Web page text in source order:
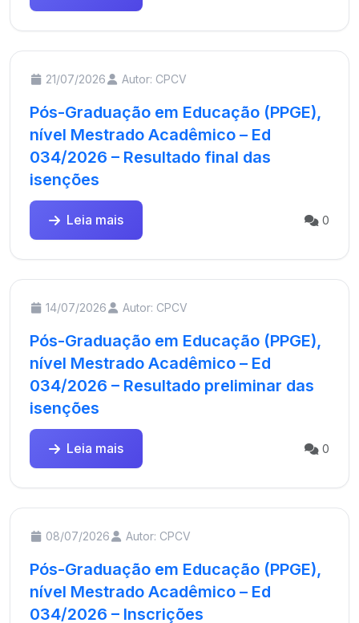
21/07/2026 Autor: CPCV
Pós-Graduação em Educação (PPGE),
nível Mestrado Acadêmico – Ed
034/2026 – Resultado final das
isenções
Leia mais 0
14/07/2026 Autor: CPCV
Pós-Graduação em Educação (PPGE),
nível Mestrado Acadêmico – Ed
034/2026 – Resultado preliminar das
isenções
Leia mais 0
08/07/2026 Autor: CPCV
Pós-Graduação em Educação (PPGE),
nível Mestrado Acadêmico – Ed
034/2026 – Inscrições